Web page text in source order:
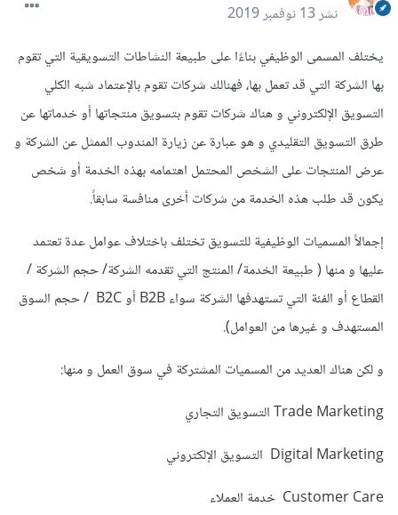
نشر13 نوفمبر 2019
يختلف المسمى الوظيفي بناءًا على طبيعة النشاطات التسويقية التي تقوم
بها الشركة التي قد تعمل بها، فهنالك شركات تقوم بالإعتماد شبه الكلي
التسويق الإلكتروني و هناك شركات تقوم بتسويق منتجاتها أو خدماتها عن
طرق التسويق التقليدي و هو عبارة عن زيارة المندوب الممثل عن الشركة و
عرض المنتجات على الشخص المحتمل اهتمامه بهذه الخدمة أو شخص
يكون قد طلب هذه الخدمة من شركات أخرى منافسة سابقاً.
إجمالاً المسميات الوظيفية للتسويق تختلف باختلاف عوامل عدة تعتمد
عليها و منها ( طبيعة الخدمة/ المنتج التي تقدمه الشركة/ حجم الشركة /
القطاع أو الفئة التي تستهدفها الشركة سواء B2B أو B2C / حجم السوق
المستهدف و غيرها من العوامل).
و لكن هناك العديد من المسميات المشتركة في سوق العمل و منها:
Trade Marketing التسويق التجاري
Digital Marketing التسويق الإلكتروني
Customer Care خدمة العملاء